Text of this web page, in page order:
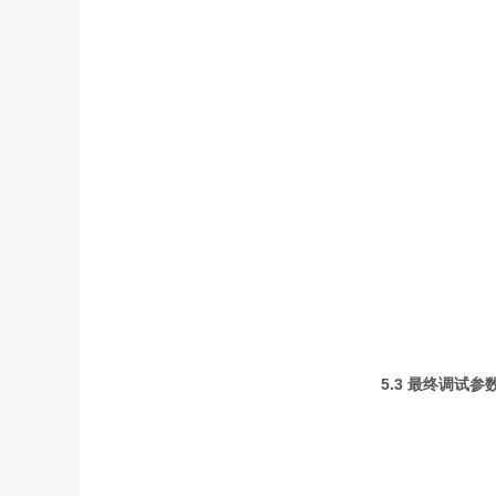
5.3 最终调试参